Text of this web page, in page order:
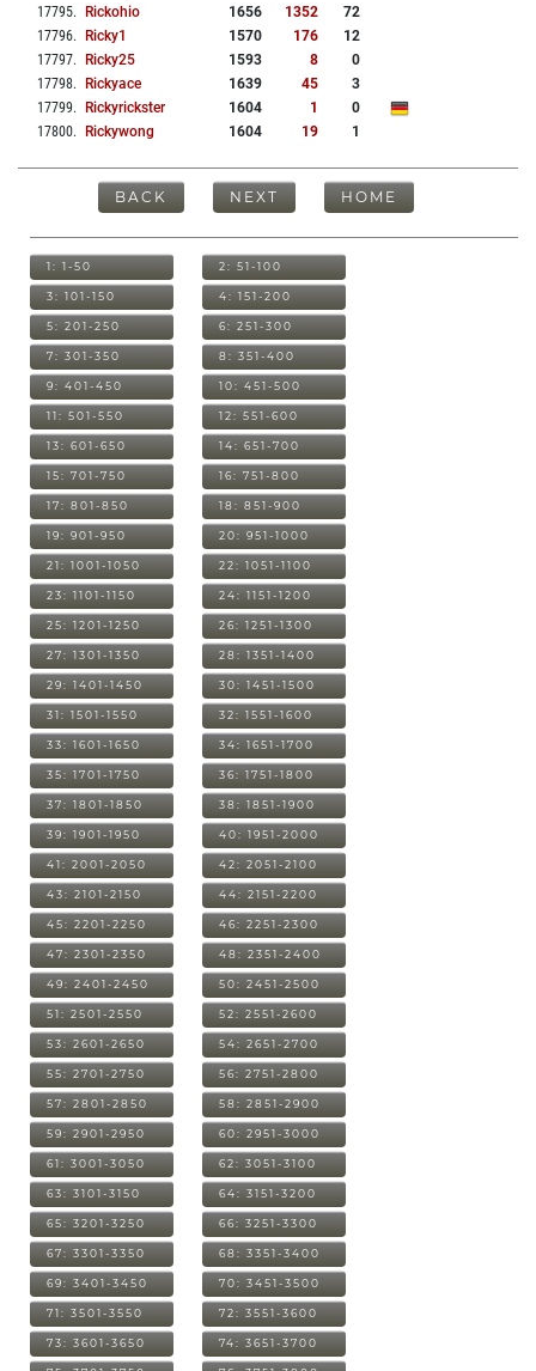
17795. Rickohio 1656 1352
72
17796. Ricky1 1570 176
12
17797. Ricky25 1593 8
0
17798. Rickyace 1639 45
3
17799. Rickyrickster 1604 1
0
17800. Rickywong 1604 19 1
BACK NEXT HOME
1: 1-50 2: 51-100
3: 101-150 4: 151-200
5: 201-250 6: 251-300
7: 301-350 8: 351-400
9: 401-450 10: 451-500
11: 501-550 12: 551-600
13: 601-650 14: 651-700
15: 701-750 16: 751-800
17: 801-850 18: 851-900
19: 901-950 20: 951-1000
21: 1001-1050 22: 1051-1100
23: 1101-1150 24: 1151-1200
25: 1201-1250 26: 1251-1300
27: 1301-1350 28: 1351-1400
29: 1401-1450 30: 1451-1500
31: 1501-1550 32: 1551-1600
33: 1601-1650 34: 1651-1700
35: 1701-1750 36: 1751-1800
37: 1801-1850 38: 1851-1900
39: 1901-1950 40: 1951-2000
41: 2001-2050 42: 2051-2100
43: 2101-2150 44: 2151-2200
45: 2201-2250 46: 2251-2300
47: 2301-2350 48: 2351-2400
49: 2401-2450 50: 2451-2500
51: 2501-2550 52: 2551-2600
53: 2601-2650 54: 2651-2700
55: 2701-2750 56: 2751-2800
57: 2801-2850 58: 2851-2900
59: 2901-2950 60: 2951-3000
61: 3001-3050 62: 3051-3100
63: 3101-3150 64: 3151-3200
65: 3201-3250 66: 3251-3300
67: 3301-3350 68: 3351-3400
69: 3401-3450 70: 3451-3500
71: 3501-3550 72: 3551-3600
73: 3601-3650 74: 3651-3700